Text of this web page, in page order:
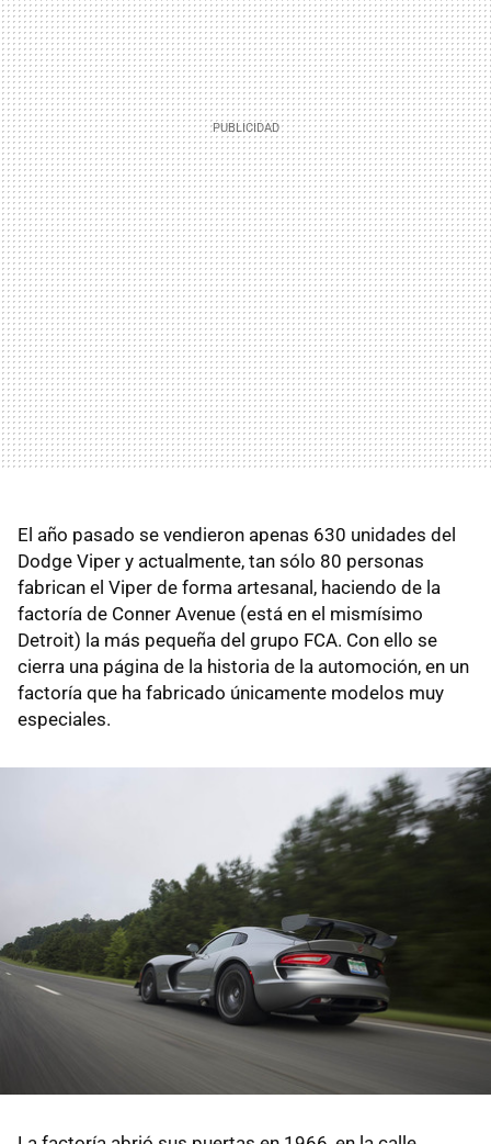
El año pasado se vendieron apenas 630 unidades del
Dodge Viper y actualmente, tan sólo 80 personas
fabrican el Viper de forma artesanal, haciendo de la
factoría de Conner Avenue (está en el mismísimo
Detroit) la más pequeña del grupo FCA. Con ello se
cierra una página de la historia de la automoción, en un
factoría que ha fabricado únicamente modelos muy
especiales.